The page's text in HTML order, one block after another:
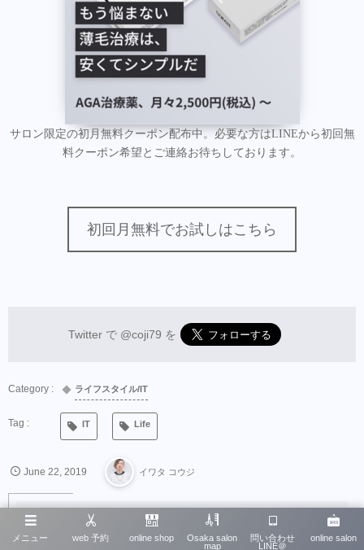
サロン限定の初月無料クーポン配布中。必要な方はLINEから初回無
料クーポン希望とご連絡お待ちしております。
初回月無料でお試しはこちら
Twitter で @coji79 を
ライフスタイル/IT
IT Life
June 22 2019 イワタ コウジ
About The Author
メニュー web 予約 online shop
Osaka salon
map
問い合わせ
LINE＠
online salon